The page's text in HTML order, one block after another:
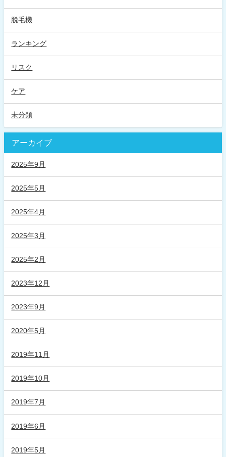
脱毛機
ランキング
リスク
ケア
未分類
アーカイブ
2025年9月
2025年5月
2025年4月
2025年3月
2025年2月
2023年12月
2023年9月
2020年5月
2019年11月
2019年10月
2019年7月
2019年6月
2019年5月